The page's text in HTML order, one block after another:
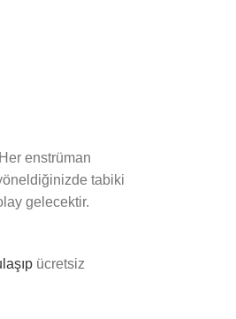
enstrüman
tabiki
gelecektir.
ücretsiz